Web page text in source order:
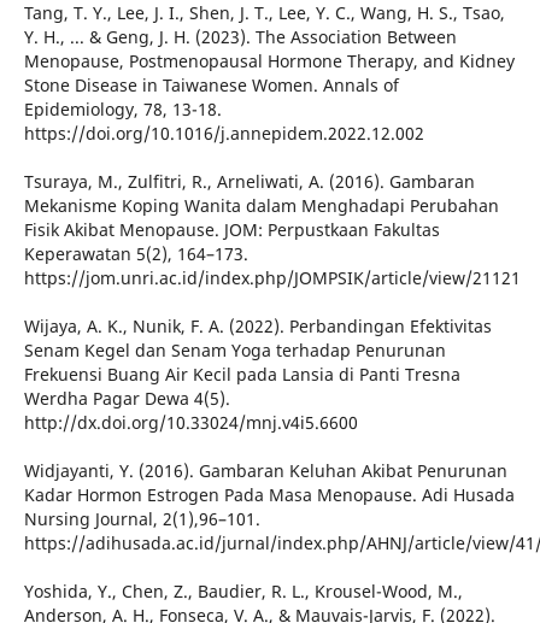
Tang, T. Y., Lee, J. I., Shen, J. T., Lee, Y. C., Wang, H. S., Tsao,
Y. H., ... & Geng, J. H. (2023). The Association Between
Menopause, Postmenopausal Hormone Therapy, and Kidney
Stone Disease in Taiwanese Women. Annals of
Epidemiology, 78, 13-18.
https://doi.org/10.1016/j.annepidem.2022.12.002
Tsuraya, M., Zulfitri, R., Arneliwati, A. (2016). Gambaran
Mekanisme Koping Wanita dalam Menghadapi Perubahan
Fisik Akibat Menopause. JOM: Perpustkaan Fakultas
Keperawatan 5(2), 164–173.
https://jom.unri.ac.id/index.php/JOMPSIK/article/view/21121
Wijaya, A. K., Nunik, F. A. (2022). Perbandingan Efektivitas
Senam Kegel dan Senam Yoga terhadap Penurunan
Frekuensi Buang Air Kecil pada Lansia di Panti Tresna
Werdha Pagar Dewa 4(5).
http://dx.doi.org/10.33024/mnj.v4i5.6600
Widjayanti, Y. (2016). Gambaran Keluhan Akibat Penurunan
Kadar Hormon Estrogen Pada Masa Menopause. Adi Husada
Nursing Journal, 2(1),96–101.
https://adihusada.ac.id/jurnal/index.php/AHNJ/article/view/
Yoshida, Y., Chen, Z., Baudier, R. L., Krousel-Wood, M.,
Anderson, A. H., Fonseca, V. A., & Mauvais-Jarvis, F. (2022).